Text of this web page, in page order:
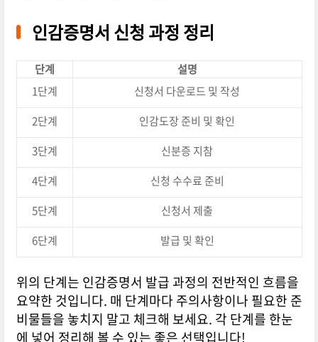
인감증명서 신청 과정 정리
단계
설명
1단계
신청서 다운로드 및 작성
2단계
인감도장 준비 및 확인
3단계
신분증 지참
4단계
신청 수수료 준비
5단계
신청서 제출
6단계
발급 및 확인
위의 단계는 인감증명서 발급 과정의 전반적인 흐름을
요약한 것입니다. 매 단계마다 주의사항이나 필요한 준
비물들을 놓치지 말고 체크해 보세요. 각 단계를 한눈
에 넣어 정리해 볼 수 있는 좋은 선택입니다!